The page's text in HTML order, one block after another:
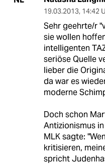
19.03.2013, 14:42
Sehr geehrte/r
sie wollen
intelligenten
seriöse Quelle
lieber die
da war es
moderne
Doch schon
Antizionismus
MLK sagte:
kritisieren,
spricht